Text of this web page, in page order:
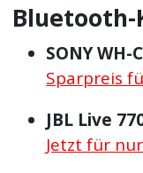
SONY WH-
Sparpreis
JBL Live
Jetzt für